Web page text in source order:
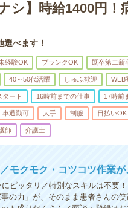
シ】時給1400円
べます！
経験OK ブランクOK 既卒第二新
40～50代活躍 しゅふ歓迎 WEB
ート 16時前までの仕事 17時前
車通勤可 大手 制服 日払いOK
師 介護士
モクモク・コツコツ作業
ピッタリ／特別なスキルは不要
の力」が、そのまま患者さんの